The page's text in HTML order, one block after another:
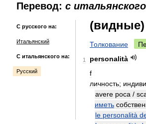
Перевод: с
С русского на:
Итальянский
С итальянского на:
Русский
(видные)
Толкование
1
personalità
f
личность;
avere poca /
иметь
le personalità